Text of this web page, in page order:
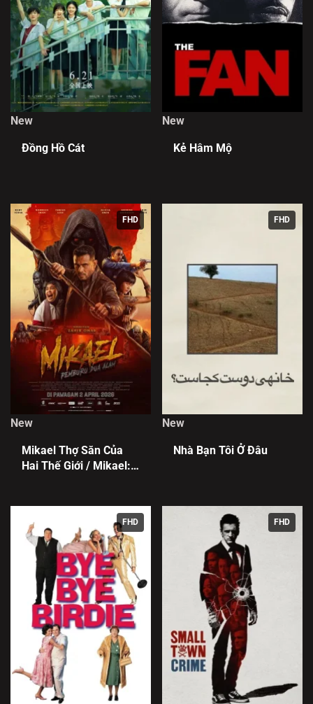
New
Đồng Hồ Cát
New
Kẻ Hâm Mộ
FHD
New
Mikael Thợ Săn Của
Hai Thế Giới / Mikael:
FHD
New
Nhà Bạn Tôi Ở Đâu
FHD FHD